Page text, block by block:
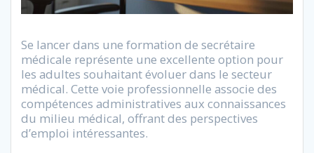
Se lancer dans une formation de secrétaire
médicale représente une excellente option pour
les adultes souhaitant évoluer dans le secteur
médical. Cette voie professionnelle associe des
compétences administratives aux connaissances
du milieu médical, offrant des perspectives
d’emploi intéressantes.